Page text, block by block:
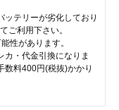
テリーが劣化しており
ご利用下さい。
性があります。
・代金引換になりま
数料400円(税抜)かかり